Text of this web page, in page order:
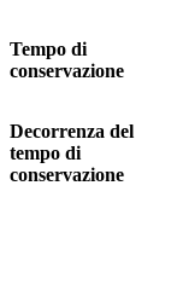
Tempo di
conservazione
Decorrenza del
tempo di
conservazione